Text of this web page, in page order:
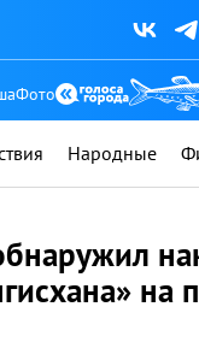
Фото
Народные
на